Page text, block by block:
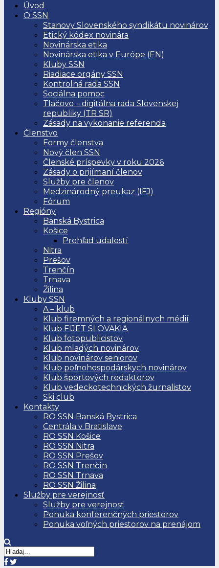
Úvod
O SSN
Stanovy Slovenského syndikátu novinárov
Etický kódex novinára
Novinárska etika
Novinárska etika v Európe (EN)
Kluby SSN
Riadiace orgány SSN
Kontrolná rada SSN
Sociálna pomoc
Tlačovo – digitálna rada Slovenskej
republiky (TR SR)
Zásady na vykonanie referenda
Členstvo
Formy členstva
Nový člen SSN
Členské príspevky v roku 2026
Zásady o prijímaní členov
Služby pre členov
Medzinárodný preukaz (IFJ)
Fórum
Regióny
Banská Bystrica
Košice
Prehľad udalostí
Nitra
Prešov
Trenčín
Trnava
Žilina
Kluby SSN
A – klub
Klub firemných a regionálnych médií
Klub FIJET SLOVAKIA
Klub fotopublicistov
Klub mladých novinárov
Klub novinárov seniorov
Klub poľnohospodárskych novinárov
Klub športových redaktorov
Klub vedeckotechnických žurnalistov
Ski club
Kontakty
RO SSN Banská Bystrica
Centrála v Bratislave
RO SSN Košice
RO SSN Nitra
RO SSN Prešov
RO SSN Trenčín
RO SSN Trnava
RO SSN Žilina
Služby pre verejnosť
Služby pre verejnosť
Ponuka konferenčných priestorov
Ponuka voľných priestorov na prenájom